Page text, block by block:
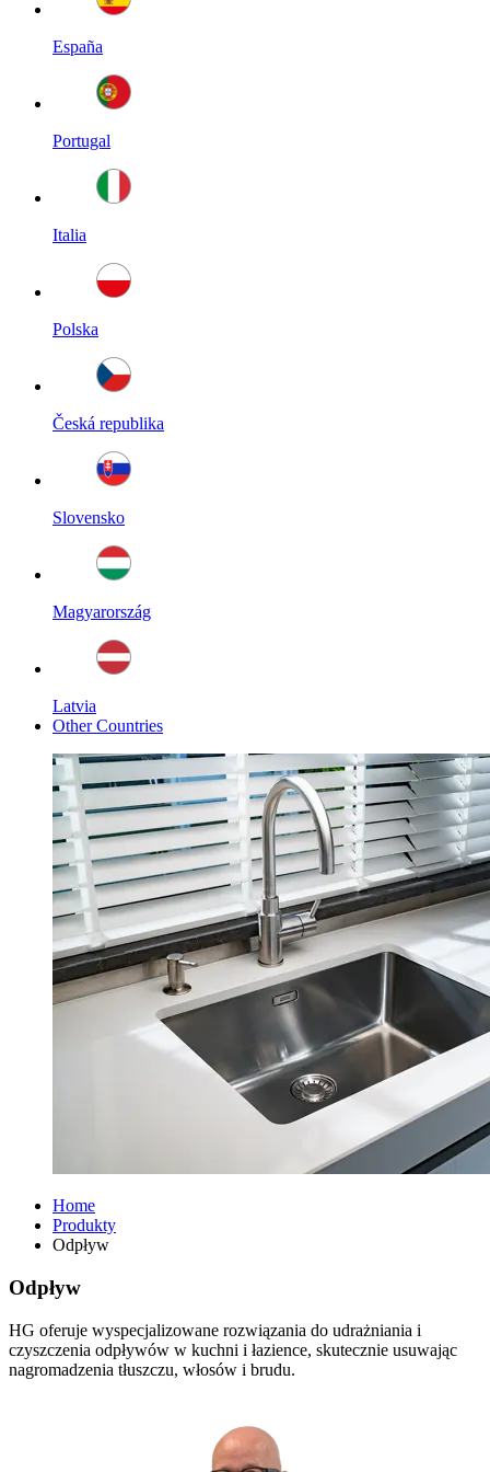
España
Portugal
Italia
Polska
Česká republika
Slovensko
Magyarország
Latvia
Other Countries
Home
Produkty
Odpływ
Odpływ
HG oferuje wyspecjalizowane rozwiązania do udrażniania i
czyszczenia odpływów w kuchni i łazience, skutecznie usuwając
nagromadzenia tłuszczu, włosów i brudu.